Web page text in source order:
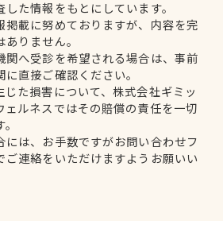
た情報をもとにしています。
掲載に努めておりますが、内容を完
りません。
関へ受診を希望される場合は、事前
直接ご確認ください。
じた損害について、株式会社ギミッ
ェルネスではその賠償の責任を一切
には、お手数ですがお問い合わせフ
ご連絡をいただけますようお願いい